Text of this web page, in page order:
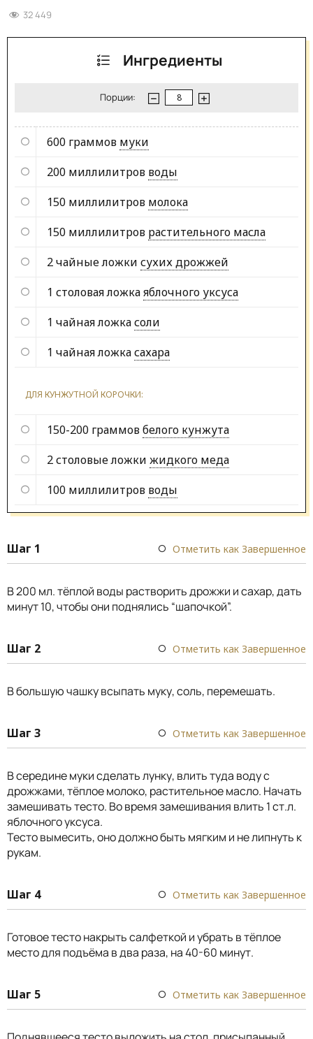
32 449
Ингредиенты
Порции:
600 граммов муки
200 миллилитров воды
150 миллилитров молока
150 миллилитров растительного масла
2 чайные ложки сухих дрожжей
1 столовая ложкаяблочного уксуса
1 чайная ложкасоли
1 чайная ложкасахара
ДЛЯ КУНЖУТНОЙ КОРОЧКИ:
150-200 граммовбелого кунжута
2 столовые ложки жидкого меда
100 миллилитров воды
Шаг 1 Отметить как Завершенное
В 200 мл. тёплой воды растворить дрожжи и сахар, дать
минут 10, чтобы они поднялись “шапочкой”.
Шаг 2 Отметить как Завершенное
В большую чашку всыпать муку, соль, перемешать.
Шаг 3 Отметить как Завершенное
В середине муки сделать лунку, влить туда воду с
дрожжами, тёплое молоко, растительное масло. Начать
замешивать тесто. Во время замешивания влить 1 ст.л.
яблочного уксуса.
Тесто вымесить, оно должно быть мягким и не липнуть к
рукам.
Шаг 4 Отметить как Завершенное
Готовое тесто накрыть салфеткой и убрать в тёплое
место для подъёма в два раза, на 40-60 минут.
Шаг 5 Отметить как Завершенное